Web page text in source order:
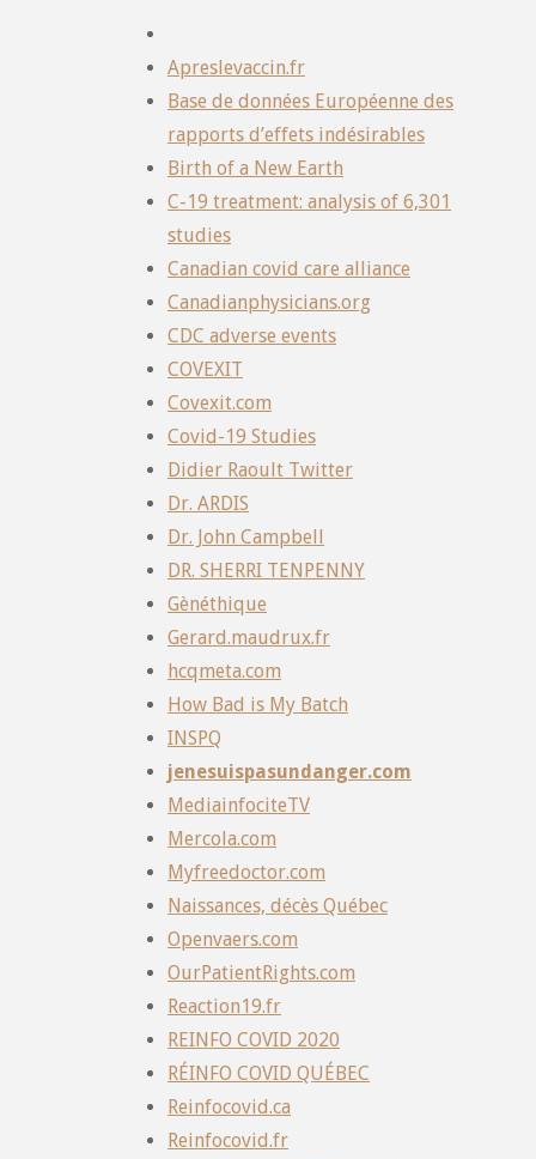
Apreslevaccin.fr
Base de données Européenne des
rapports d’effets indésirables
Birth of a New Earth
C-19 treatment: analysis of 6,301
studies
Canadian covid care alliance
Canadianphysicians.org
CDC adverse events
COVEXIT
Covexit.com
Covid-19 Studies
Didier Raoult Twitter
Dr. ARDIS
Dr. John Campbell
DR. SHERRI TENPENNY
Gènéthique
Gerard.maudrux.fr
hcqmeta.com
How Bad is My Batch
INSPQ
jenesuispasundanger.com
MediainfociteTV
Mercola.com
Myfreedoctor.com
Naissances, décès Québec
Openvaers.com
OurPatientRights.com
Reaction19.fr
REINFO COVID 2020
RÉINFO COVID QUÉBEC
Reinfocovid.ca
Reinfocovid.fr